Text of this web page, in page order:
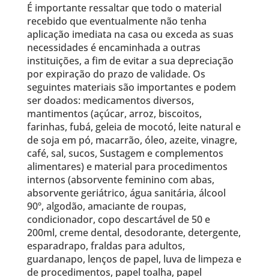
É importante ressaltar que todo o material
recebido que eventualmente não tenha
aplicação imediata na casa ou exceda as suas
necessidades é encaminhada a outras
instituições, a fim de evitar a sua depreciação
por expiração do prazo de validade. Os
seguintes materiais são importantes e podem
ser doados: medicamentos diversos,
mantimentos (açúcar, arroz, biscoitos,
farinhas, fubá, geleia de mocotó, leite natural e
de soja em pó, macarrão, óleo, azeite, vinagre,
café, sal, sucos, Sustagem e complementos
alimentares) e material para procedimentos
internos (absorvente feminino com abas,
absorvente geriátrico, água sanitária, álcool
90º, algodão, amaciante de roupas,
condicionador, copo descartável de 50 e
200ml, creme dental, desodorante, detergente,
esparadrapo, fraldas para adultos,
guardanapo, lenços de papel, luva de limpeza e
de procedimentos, papel toalha, papel